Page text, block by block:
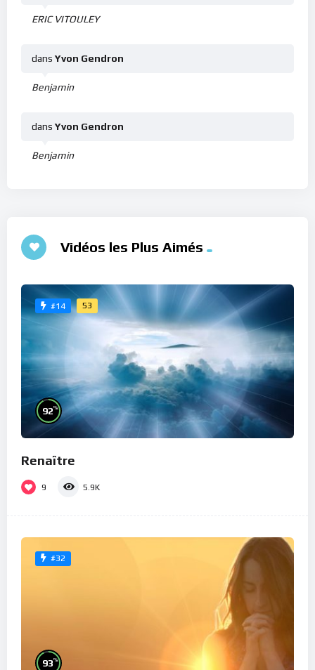
ERIC VITOULEY
Benjamin
dans Yvon Gendron
Benjamin
dans Yvon Gendron
Vidéos les Plus Aimés
#14 53
92%
Renaître
9 5.9K
#32
93%